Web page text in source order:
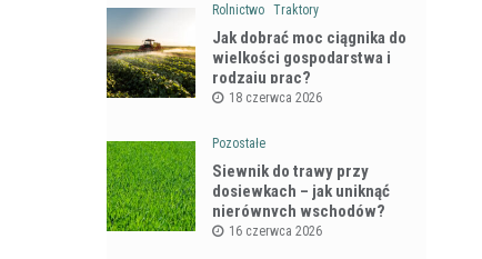
Rolnictwo Traktory
Jak dobrać moc ciągnika do
wielkości gospodarstwa i
rodzaju prac?
18 czerwca 2026
Pozostałe
Siewnik do trawy przy
dosiewkach – jak uniknąć
nierównych wschodów?
16 czerwca 2026